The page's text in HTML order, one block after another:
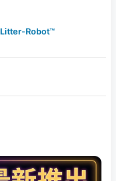
Litter-Robot™